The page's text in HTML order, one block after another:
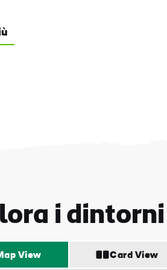
Nome
i dintorni
View Card View